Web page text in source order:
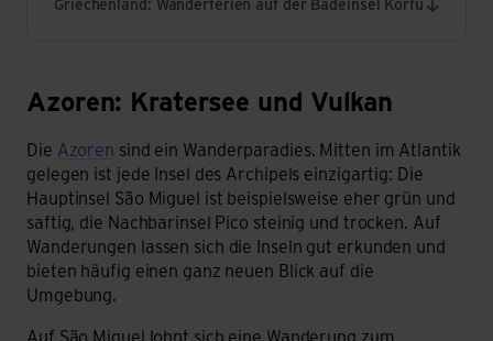
Griechenland: Wanderferien auf der Badeinsel Korfu
Azoren: Kratersee und Vulkan
Azoren: Kratersee und Vulkan
Die Azoren sind ein Wanderparadies. Mitten im Atlantik
gelegen ist jede Insel des Archipels einzigartig: Die
Hauptinsel São Miguel ist beispielsweise eher grün und
saftig, die Nachbarinsel Pico steinig und trocken. Auf
Wanderungen lassen sich die Inseln gut erkunden und
bieten häufig einen ganz neuen Blick auf die
Umgebung.